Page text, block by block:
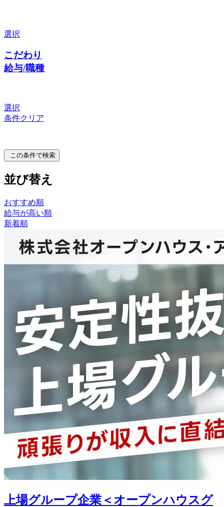
選択
こだわり
給与/職種
選択
条件クリア
この条件で検索
並び替え
おすすめ順
給与が高い順
新着順
上場グループ企業＜オープンハウスグ